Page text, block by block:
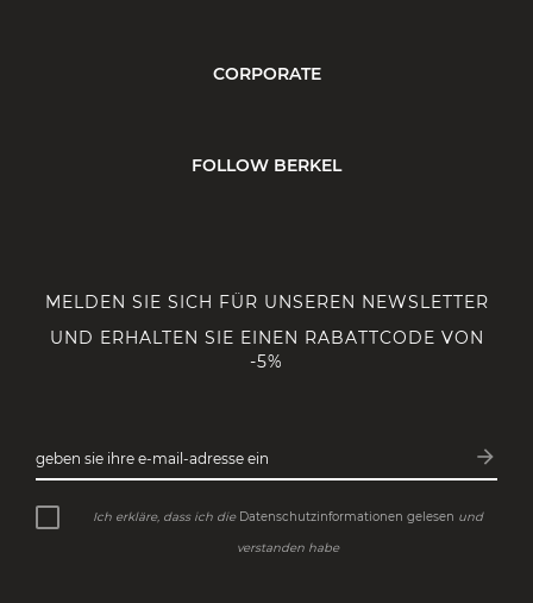
CORPORATE
FOLLOW BERKEL
MELDEN SIE SICH FÜR UNSEREN NEWSLETTER
UND ERHALTEN SIE EINEN RABATTCODE VON
-5%
geben sie ihre e-mail-adresse ein arrow_forward
Ich erkläre, dass ich die Datenschutzinformationen gelesen und
verstanden habe